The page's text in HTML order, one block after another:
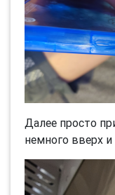
Далее просто
немного вверх